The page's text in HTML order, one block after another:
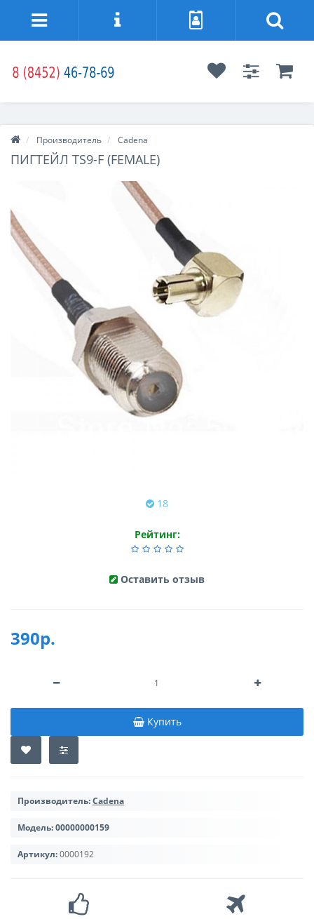
Производитель Cadena
ПИГТЕЙЛ TS9-F (FEMALE)
18
Рейтинг:
Оставить отзыв
390р.
Купить
Производитель:Cadena
Модель:00000000159
Артикул:0000192